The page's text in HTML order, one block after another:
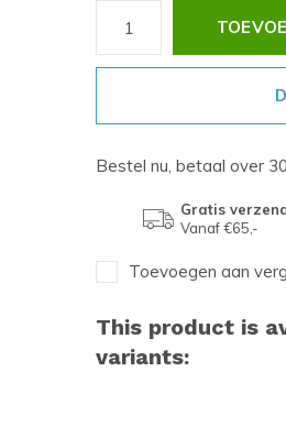
Bestel nu, betaal over
Gratis
Vanaf €65,-
Toevoegen aan
This product is
variants: